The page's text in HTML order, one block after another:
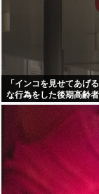
「インコを見せてあげ
な行為をした後期高齢